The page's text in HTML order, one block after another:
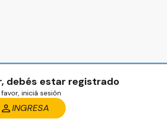
debés estar registrado
iniciá sesión
INGRESA